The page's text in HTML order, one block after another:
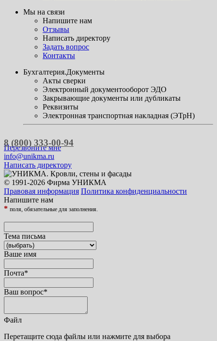
Мы на связи
Напишите нам
Отзывы
Написать директору
Задать вопрос
Контакты
Бухгалтерия.Документы
Акты сверки
Электронный документооборот ЭДО
Закрывающие документы или дубликаты
Реквизиты
Электронная транспортная накладная (ЭТрН)
8 (800) 333-00-94
Перезвоните мне
info@unikma.ru
Написать директору
© 1991-2026 Фирма УНИКМА
Правовая информация Политика конфиденциальности
Напишите нам
* поля, обязательные для заполнения.
Тема письма
Ваше имя
Почта*
Ваш вопрос*
Файл
Перетащите сюда файлы или нажмите для выбора